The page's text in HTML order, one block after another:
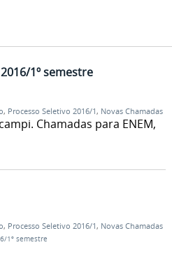
1º semestre
, Processo Seletivo 2016/1, Novas Chamadas
Chamadas para ENEM,
, Processo Seletivo 2016/1, Novas Chamadas
1º semestre